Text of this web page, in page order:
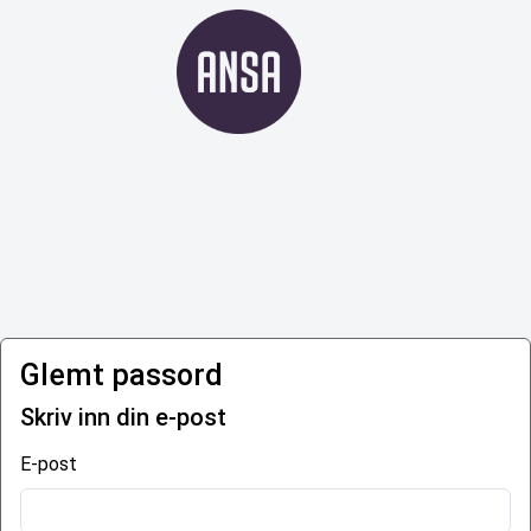
Glemt passord
Skriv inn din e-post
E-post